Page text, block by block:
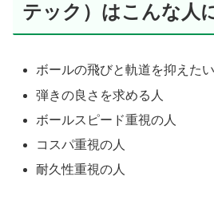
テック）はこんな人
ボールの飛びと軌道を抑えた
弾きの良さを求める人
ボールスピード重視の人
コスパ重視の人
耐久性重視の人